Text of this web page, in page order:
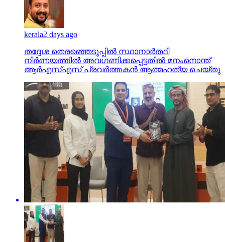
kerala2 days ago
തദ്ദേശ തെരഞ്ഞെടുപ്പില്‍ സ്ഥാനാര്‍ത്ഥി
നിര്‍ണയത്തില്‍ അവഗണിക്കപ്പെട്ടതില്‍ മനംനൊന്ത്
ആര്‍എസ്എസ് പ്രവര്‍ത്തകന്‍ ആത്മഹത്യ ചെയ്തു